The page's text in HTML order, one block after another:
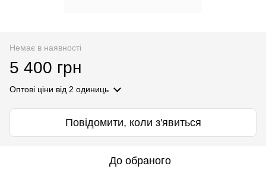
Немає в наявності
5 400 грн
Оптові ціни від 2 одиниць
Повідомити, коли з'явиться
До обраного